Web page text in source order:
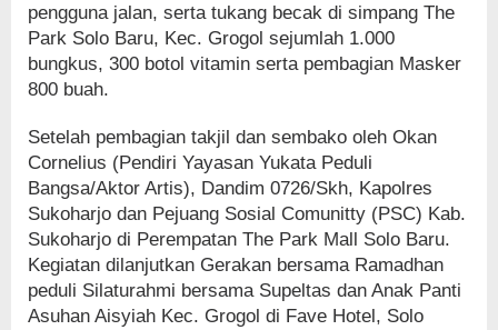
pengguna jalan, serta tukang becak di simpang The
Park Solo Baru, Kec. Grogol sejumlah 1.000
bungkus, 300 botol vitamin serta pembagian Masker
800 buah.
Setelah pembagian takjil dan sembako oleh Okan
Cornelius (Pendiri Yayasan Yukata Peduli
Bangsa/Aktor Artis), Dandim 0726/Skh, Kapolres
Sukoharjo dan Pejuang Sosial Comunitty (PSC) Kab.
Sukoharjo di Perempatan The Park Mall Solo Baru.
Kegiatan dilanjutkan Gerakan bersama Ramadhan
peduli Silaturahmi bersama Supeltas dan Anak Panti
Asuhan Aisyiah Kec. Grogol di Fave Hotel, Solo